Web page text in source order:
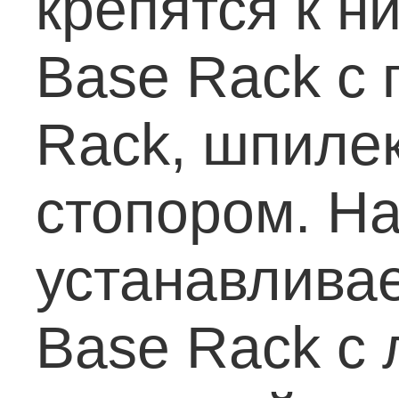
Base Rack
Rack,
стопором.
Base Rack с